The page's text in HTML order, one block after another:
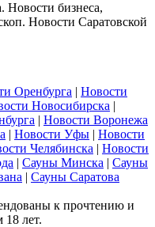
бизнеса,
Новости Саратовской
Оренбурга | Новости
Новосибирска |
| Новости Воронежа
| Новости Уфы | Новости
Челябинска | Новости
| Сауны Минска | Сауны
| Сауны Саратова
к прочтению и
лет.